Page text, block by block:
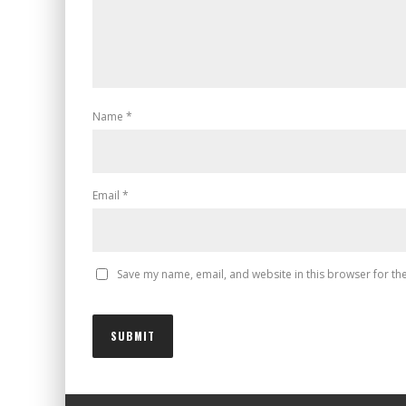
Name *
Email *
Save my name, email, and website in this browser for